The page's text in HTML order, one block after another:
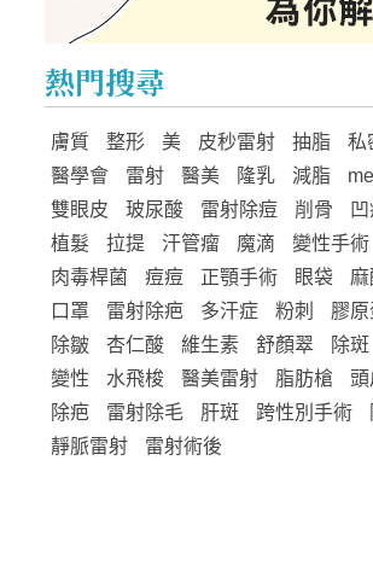
熱門搜尋
膚質 整形 美 皮秒雷射 抽脂
私
醫學會
雷射 醫美 隆乳 減脂
雙眼皮
玻尿酸 雷射除痘 削骨
植髮
拉提 汗管瘤 魔滴
變性手術
肉毒桿菌
痘痘 正顎手術 眼袋
口罩
雷射除疤 多汗症 粉刺
膠原
除皺
杏仁酸 維生素 舒顏翠 除斑
變性
水飛梭 醫美雷射 脂肪槍
除疤
雷射除毛 肝斑 跨性別手術
靜脈雷射
雷射術後